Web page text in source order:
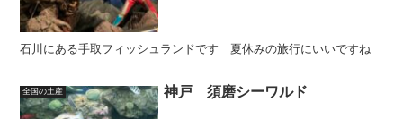
石川にある手取フィッシュランドです 夏休みの旅行にいいですね
全国の土産 神戸 須磨シーワルド